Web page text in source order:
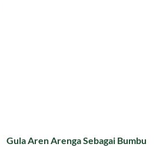
Gula Aren Arenga Sebagai Bumbu